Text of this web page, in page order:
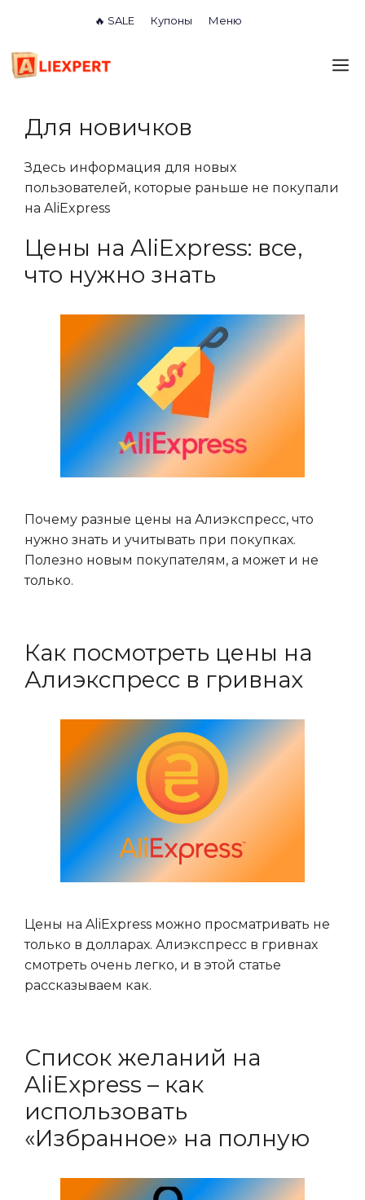
содержимому
🔥 SALE Купоны Меню
Для новичков
Здесь информация для новых
пользователей, которые раньше не покупали
на AliExpress
Цены на AliExpress: все,
что нужно знать
Почему разные цены на Алиэкспресс, что
нужно знать и учитывать при покупках.
Полезно новым покупателям, а может и не
только.
Как посмотреть цены на
Алиэкспресс в гривнах
Цены на AliExpress можно просматривать не
только в долларах. Алиэкспресс в гривнах
смотреть очень легко, и в этой статье
рассказываем как.
Список желаний на
AliExpress – как
использовать
«Избранное» на полную